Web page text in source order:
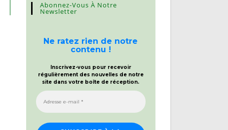
Abonnez-Vous À Notre
Newsletter
Ne ratez rien de notre
contenu !
Inscrivez-vous pour recevoir
régulièrement des nouvelles de notre
site dans votre boîte de réception.